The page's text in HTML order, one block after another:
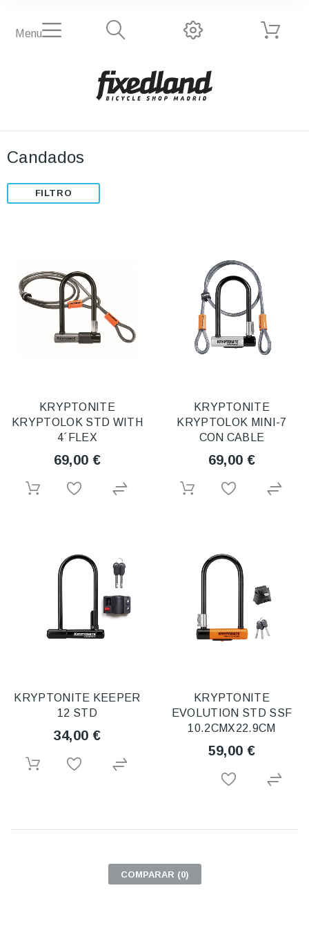
Menu
Candados
KRYPTONITE
KRYPTOLOK STD WITH
4´FLEX
69,00 €
KRYPTONITE
KRYPTOLOK MINI-7
CON CABLE
69,00 €
KRYPTONITE KEEPER
12 STD
34,00 €
KRYPTONITE
EVOLUTION STD SSF
10.2CMX22.9CM
59,00 €
COMPARAR (0)
FILTRO